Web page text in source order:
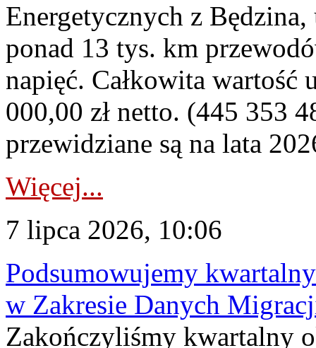
Energetycznych z
ponad 13 tys. km
napięć. Całkowita
000,00 zł netto. (445 353
przewidziane są na lata
Więcej...
7 lipca 2026, 10:06
Podsumowujemy
w Zakresie Danych
Zakończyliśmy kwartalny